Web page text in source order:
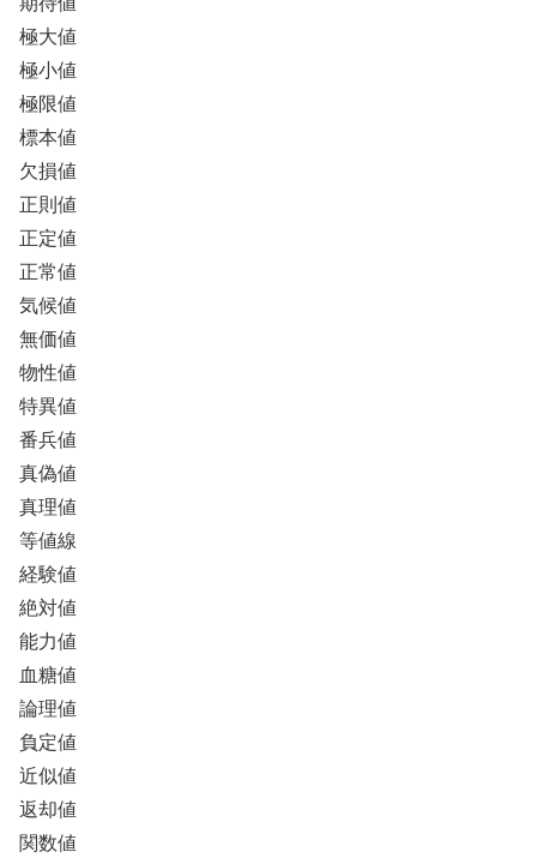
極大値
極小値
極限値
標本値
欠損値
正則値
正定値
正常値
気候値
無価値
物性値
特異値
番兵値
真偽値
真理値
等値線
経験値
絶対値
能力値
血糖値
論理値
負定値
近似値
返却値
関数値